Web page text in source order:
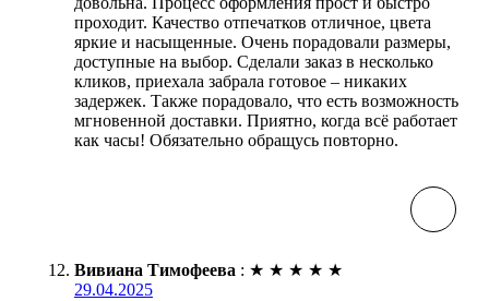
проходит. Качество отпечатков отличное, цвета
яркие и насыщенные. Очень порадовали размеры,
доступные на выбор. Сделали заказ в несколько
кликов, приехала забрала готовое – никаких
задержек. Также порадовало, что есть возможность
мгновенной доставки. Приятно, когда всё работает
как часы! Обязательно обращусь повторно.
Вивиана Тимофеева : ★ ★ ★ ★ ★
29.04.2025